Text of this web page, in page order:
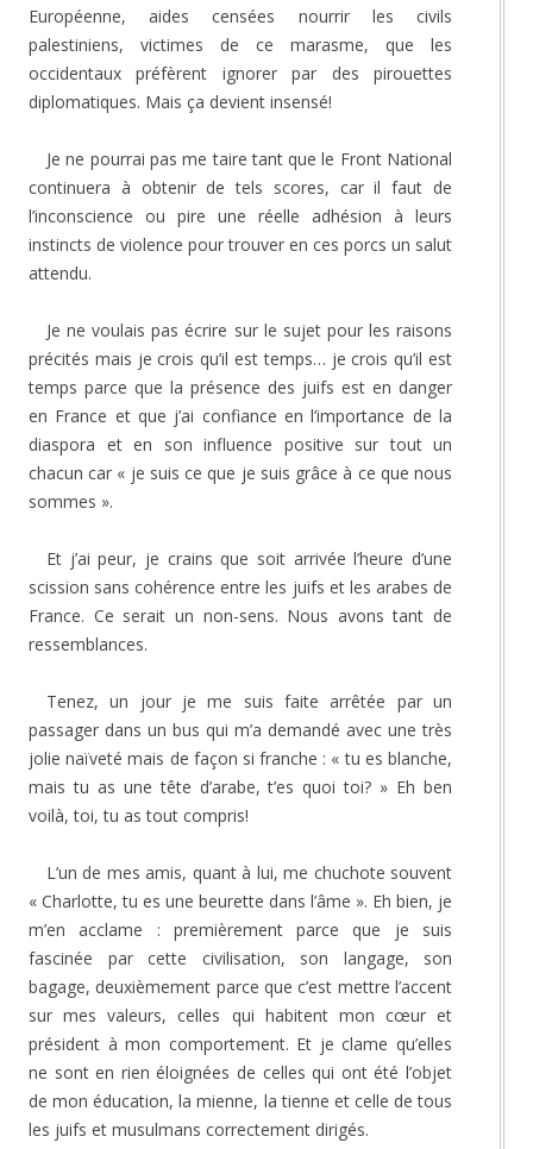
Européenne, aides censées nourrir les civils
palestiniens, victimes de ce marasme, que les
occidentaux préfèrent ignorer par des pirouettes
diplomatiques. Mais ça devient insensé!
Je ne pourrai pas me taire tant que le Front National
continuera à obtenir de tels scores, car il faut de
l’inconscience ou pire une réelle adhésion à leurs
instincts de violence pour trouver en ces porcs un salut
attendu.
Je ne voulais pas écrire sur le sujet pour les raisons
précités mais je crois qu’il est temps… je crois qu’il est
temps parce que la présence des juifs est en danger
en France et que j’ai confiance en l’importance de la
diaspora et en son influence positive sur tout un
chacun car « je suis ce que je suis grâce à ce que nous
sommes ».
Et j’ai peur, je crains que soit arrivée l’heure d’une
scission sans cohérence entre les juifs et les arabes de
France. Ce serait un non-sens. Nous avons tant de
ressemblances.
Tenez, un jour je me suis faite arrêtée par un
passager dans un bus qui m’a demandé avec une très
jolie naïveté mais de façon si franche : « tu es blanche,
mais tu as une tête d’arabe, t’es quoi toi? » Eh ben
voilà, toi, tu as tout compris!
L’un de mes amis, quant à lui, me chuchote souvent
« Charlotte, tu es une beurette dans l’âme ». Eh bien, je
m’en acclame : premièrement parce que je suis
fascinée par cette civilisation, son langage, son
bagage, deuxièmement parce que c’est mettre l’accent
sur mes valeurs, celles qui habitent mon cœur et
président à mon comportement. Et je clame qu’elles
ne sont en rien éloignées de celles qui ont été l’objet
de mon éducation, la mienne, la tienne et celle de tous
les juifs et musulmans correctement dirigés.